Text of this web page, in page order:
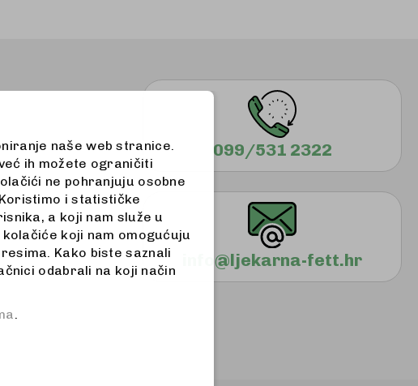
099/531 2322
info@ljekarna-fett.hr
naše web stranice.
ih možete ograničiti
ne pohranjuju osobne
i statističke
a koji nam služe u
koji nam omogućuju
Kako biste saznali
odabrali na koji način
.